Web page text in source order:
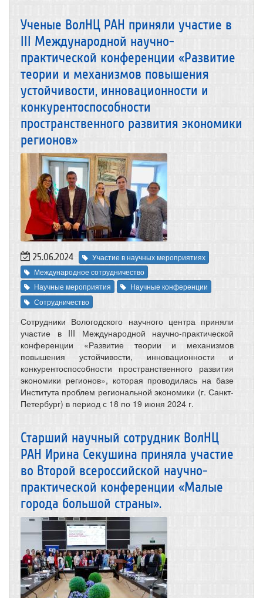
Ученые ВолНЦ РАН приняли участие в
III Международной научно-
практической конференции «Развитие
теории и механизмов повышения
устойчивости, инновационности и
конкурентоспособности
пространственного развития экономики
регионов»
25.06.2024
Участие в научных мероприятиях
Международное сотрудничество
Научные мероприятия
Научные конференции
Сотрудничество
Сотрудники Вологодского научного центра приняли
участие в III Международной научно-практической
конференции «Развитие теории и механизмов
повышения устойчивости, инновационности и
конкурентоспособности пространственного развития
экономики регионов», которая проводилась на базе
Института проблем региональной экономики (г. Санкт-
Петербург) в период с 18 по 19 июня 2024 г.
Старший научный сотрудник ВолНЦ
РАН Ирина Секушина приняла участие
во Второй всероссийской научно-
практической конференции «Малые
города большой страны».